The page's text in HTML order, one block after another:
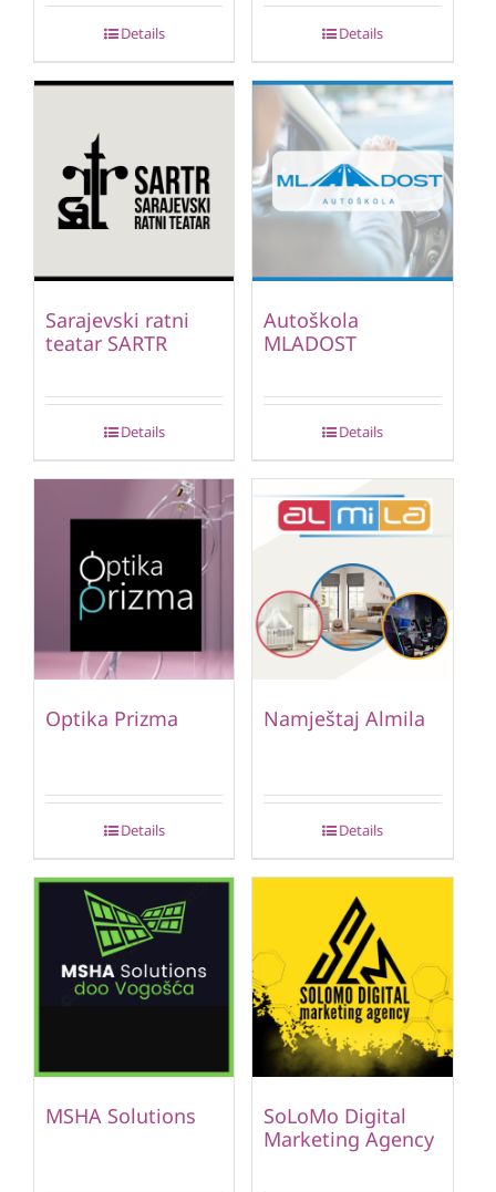
Details Details
Sarajevski ratni
teatar SARTR
Details
Autoškola
MLADOST
Details
Optika Prizma
Details
Namještaj Almila
Details
MSHA Solutions
SoLoMo Digital
Marketing Agency